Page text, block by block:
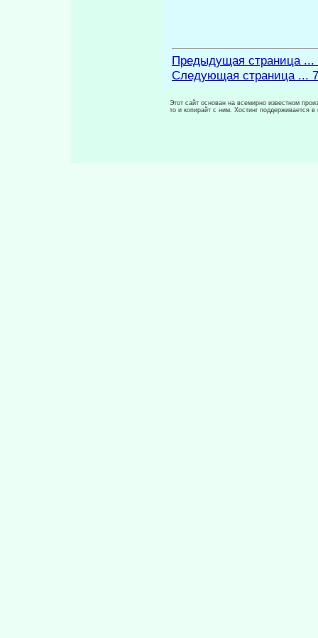
Предыдущая страница ...
Следующая страница ...
Этот сайт основан на всемирно известном
то и копирайт с ним. Хостинг поддерживается